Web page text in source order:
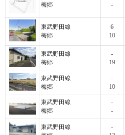
梅郷
-
東武野田線
梅郷
6
10
東武野田線
梅郷
-
19
東武野田線
梅郷
-
10
東武野田線
梅郷
-
-
東武野田線
-